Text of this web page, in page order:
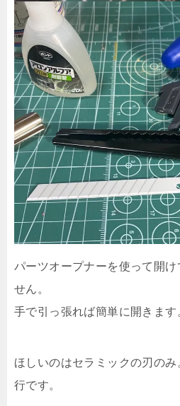
パーツオープナーを使って開け
せん。
手で引っ張れば簡単に開きます
ほしいのはセラミックの刃の
行です。